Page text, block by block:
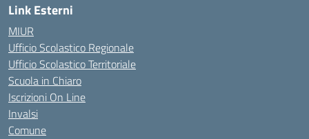
Link Esterni
MIUR
Ufficio Scolastico Regionale
Ufficio Scolastico Territoriale
Scuola in Chiaro
Iscrizioni On Line
Invalsi
Comune